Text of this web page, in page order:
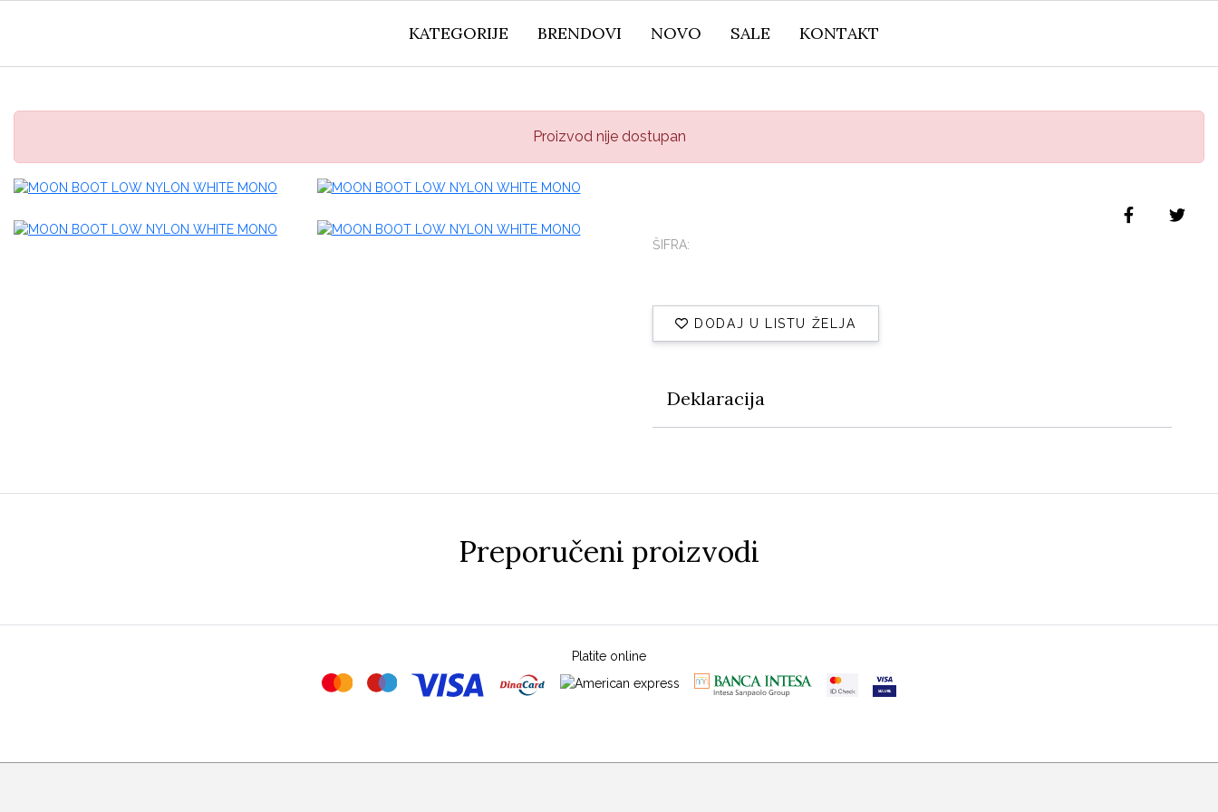
KATEGORIJE BRENDOVI NOVO SALE KONTAKT
Proizvod nije dostupan
ŠIFRA:
DODAJ U LISTU ŽELJA
Deklaracija
Preporučeni proizvodi
Platite online